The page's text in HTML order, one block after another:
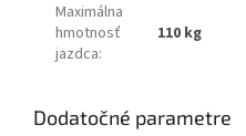
Maximálna
hmotnosť
jazdca:
110 kg
Dodatočné parametre